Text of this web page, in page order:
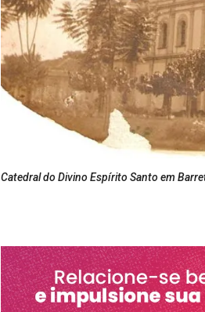
Catedral do Divino Espírito Santo em